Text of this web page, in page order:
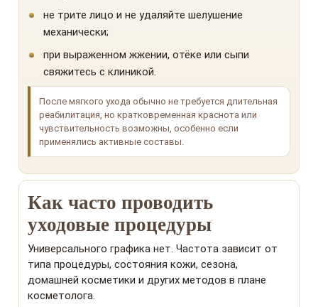
не трите лицо и не удаляйте шелушение
механически;
при выраженном жжении, отёке или сыпи
свяжитесь с клиникой.
После мягкого ухода обычно не требуется длительная
реабилитация, но кратковременная краснота или
чувствительность возможны, особенно если
применялись активные составы.
Как часто проводить
уходовые процедуры
Универсального графика нет. Частота зависит от
типа процедуры, состояния кожи, сезона,
домашней косметики и других методов в плане
косметолога.